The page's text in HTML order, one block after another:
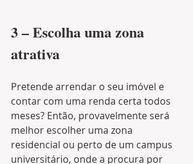
3 – Escolha uma zona
atrativa
Pretende arrendar o seu imóvel e
contar com uma renda certa todos
meses? Então, provavelmente será
melhor escolher uma zona
residencial ou perto de um campus
universitário, onde a procura por